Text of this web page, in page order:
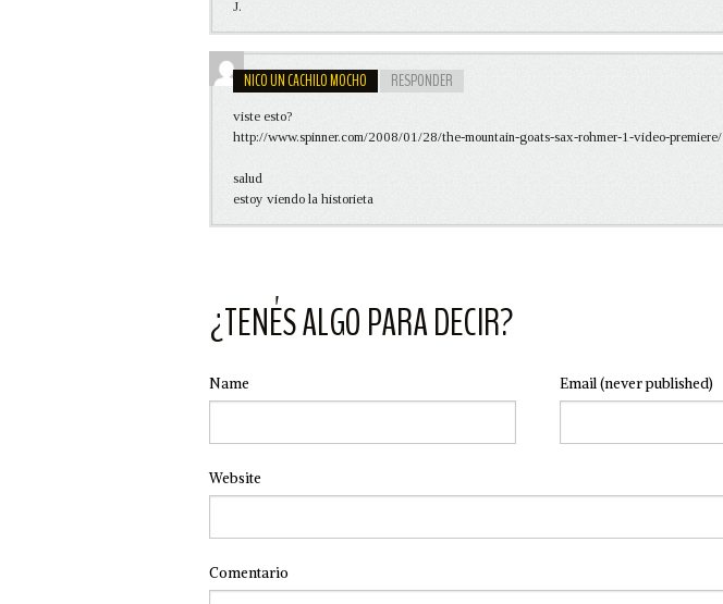
J.
NICO UN CACHILO MOCHO RESPONDER
viste esto?
http://www.spinner.com/2008/01/28/the-mountain-goats-sax-rohmer-1-video-premiere/
salud
estoy viendo la historieta
¿TENÉS ALGO PARA DECIR?
Name Email(never published)
Website
Comentario